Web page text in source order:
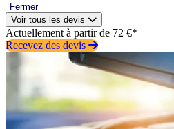
Fermer
Voir tous les devis
Actuellement à partir de 72 €*
Recevez des devis